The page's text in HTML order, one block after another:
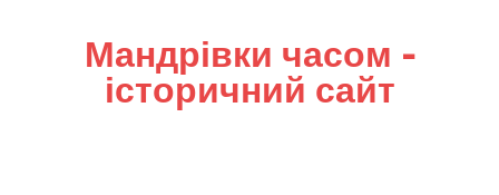
Мандрівки часом –
історичний сайт